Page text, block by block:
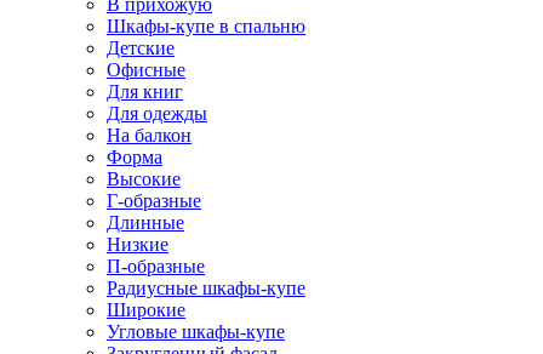
В прихожую
Шкафы-купе в спальню
Детские
Офисные
Для книг
Для одежды
На балкон
Форма
Высокие
Г-образные
Длинные
Низкие
П-образные
Радиусные шкафы-купе
Широкие
Угловые шкафы-купе